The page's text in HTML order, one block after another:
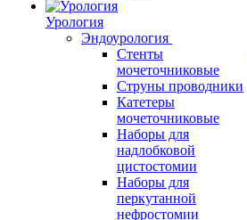
Урология
Эндоурология
Стенты
мочеточниковые
Струны проводники
Катетеры
мочеточниковые
Наборы для
надлобковой
цистостомии
Наборы для
перкутанной
нефростомии